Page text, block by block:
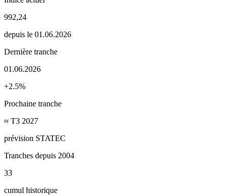
992,24
depuis le 01.06.2026
Dernière tranche
01.06.2026
+2.5%
Prochaine tranche
≈ T3 2027
prévision STATEC
Tranches depuis 2004
33
cumul historique